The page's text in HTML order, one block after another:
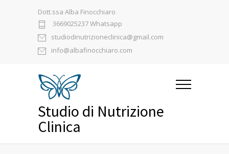
Dott.ssa Alba Finocchiaro
3669025237 Whatsapp
studiodinutrizioneclinica@gmail.com
info@albafinocchiaro.com
Studio di Nutrizione
Clinica